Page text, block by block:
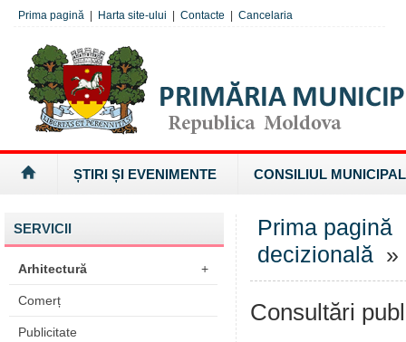
Prima pagină Harta site-ului Contacte Cancelaria
ȘTIRI ȘI EVENIMENTE CONSILIUL MUNICIPAL
SERVICII
Arhitectură +
Comerț
Publicitate
Prima pagină
decizională »
Consultări